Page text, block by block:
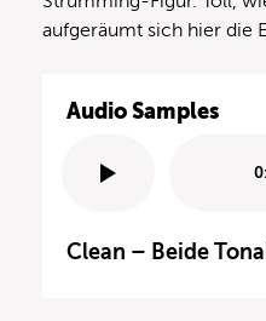
aufgeräumt sich hier die
Audio Samples
Clean – Beide